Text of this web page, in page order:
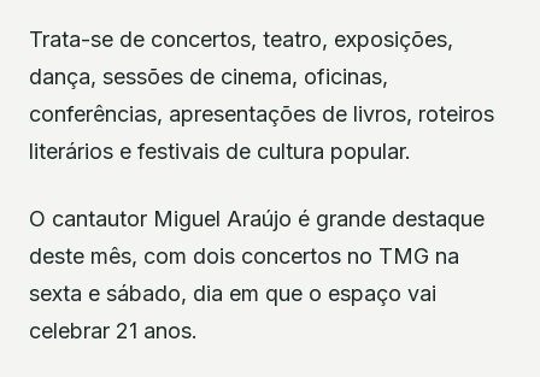
Trata-se de concertos, teatro, exposições,
dança, sessões de cinema, oficinas,
conferências, apresentações de livros, roteiros
literários e festivais de cultura popular.
O cantautor Miguel Araújo é grande destaque
deste mês, com dois concertos no TMG na
sexta e sábado, dia em que o espaço vai
celebrar 21 anos.